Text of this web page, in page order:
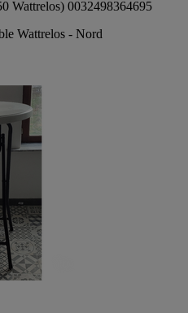
Wattrelos) 0032498364695
Wattrelos - Nord